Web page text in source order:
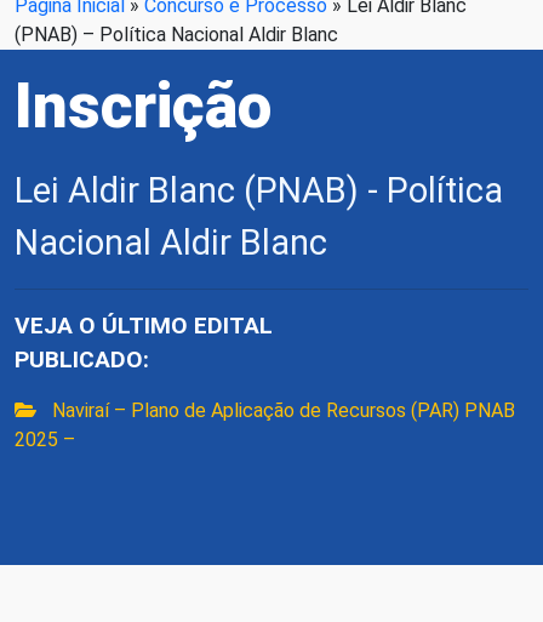
Página Inicial » Concurso e Processo » Lei Aldir Blanc
(PNAB) – Política Nacional Aldir Blanc
Inscrição
Lei Aldir Blanc (PNAB) - Política
Nacional Aldir Blanc
VEJA O ÚLTIMO EDITAL
PUBLICADO:
Naviraí – Plano de Aplicação de Recursos (PAR) PNAB
2025 –